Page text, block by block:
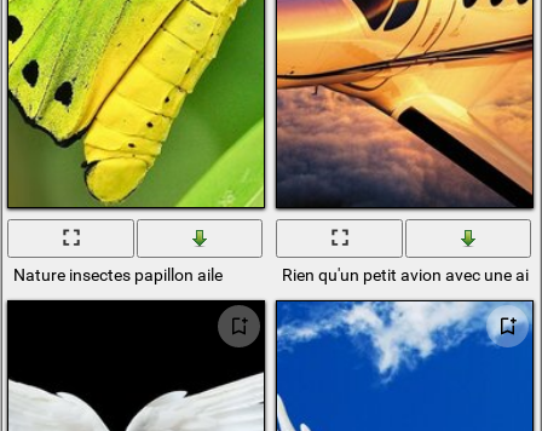
Nature insectes papillon aile Rien qu'un petit avion avec une